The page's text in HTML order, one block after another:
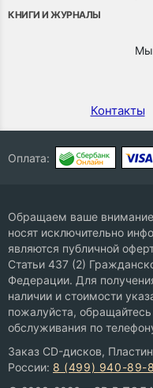
КНИГИ И ЖУРНАЛЫ
Мы
Контакты
Оплата:
Обращаем ваше
носят исключительно
являются публичной
Статьи 437 (2)
Федерации. Для
наличии и стоимости
пожалуйста,
обслуживания по
Заказ CD-дисков,
России: 8 (499) 940-89-